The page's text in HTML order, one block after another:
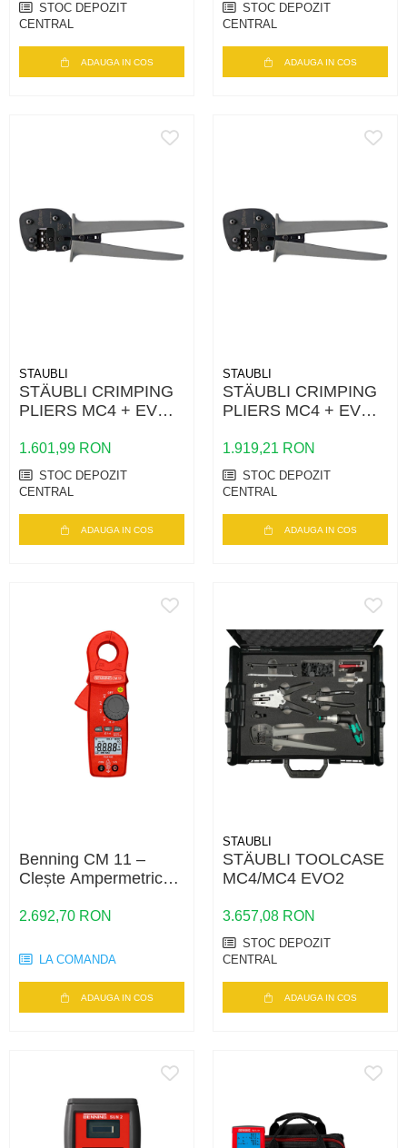
STOC DEPOZIT
CENTRAL
ADAUGA IN COS
STOC DEPOZIT
CENTRAL
ADAUGA IN COS
STAUBLI
STÄUBLI CRIMPING
PLIERS MC4 + EVO2
1.601,99 RON
STOC DEPOZIT
CENTRAL
ADAUGA IN COS
STAUBLI
STÄUBLI CRIMPING
PLIERS MC4 + EVO2
1.919,21 RON
STOC DEPOZIT
CENTRAL
ADAUGA IN COS
Benning CM 11 –
Clește Ampermetric
pentru Curent AC/DC
Precise
2.692,70 RON
LA COMANDA
ADAUGA IN COS
STAUBLI
STÄUBLI TOOLCASE
MC4/MC4 EVO2
3.657,08 RON
STOC DEPOZIT
CENTRAL
ADAUGA IN COS